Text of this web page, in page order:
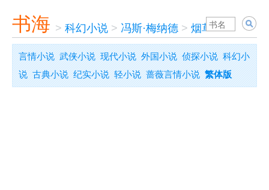
书海 > 科幻小说 > 冯斯·梅纳德 > 烟草语言
言情小说 武侠小说 现代小说 外国小说 侦探小说 科幻小
说 古典小说 纪实小说 轻小说 蔷薇言情小说 繁体版